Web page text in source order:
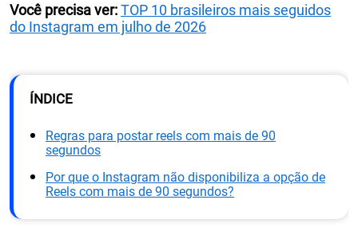
Você precisa ver:TOP 10 brasileiros mais seguidos
do Instagram em julho de 2026
ÍNDICE
Regras para postar reels com mais de 90
segundos
Por que o Instagram não disponibiliza a opção de
Reels com mais de 90 segundos?